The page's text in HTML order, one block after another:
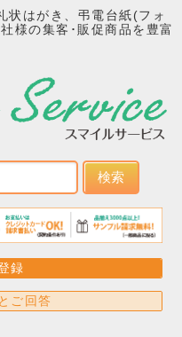
状はがき、弔電台紙(フォ
様の集客･販促商品を豊富
検索
録
ご回答